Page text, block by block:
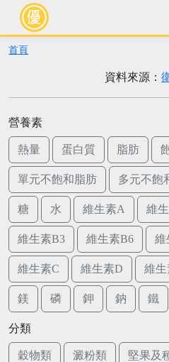
首頁
資料來源：
營養素
熱量 蛋白質 脂肪
單元不飽和脂肪 多元不飽
糖 水 維生素A 維
維生素B3 維生素B6 維
維生素C 維生素D 維生
鎂 磷 鉀 鈉 鐵
分類
穀物類 澱粉類 堅果及